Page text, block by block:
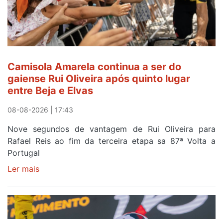
Camisola Amarela continua a ser do
gaiense Rui Oliveira após quinto lugar
entre Beja e Elvas
08-08-2026 | 17:43
Nove segundos de vantagem de Rui Oliveira para
Rafael Reis ao fim da terceira etapa sa 87ª Volta a
Portugal
Ler mais
continua
a